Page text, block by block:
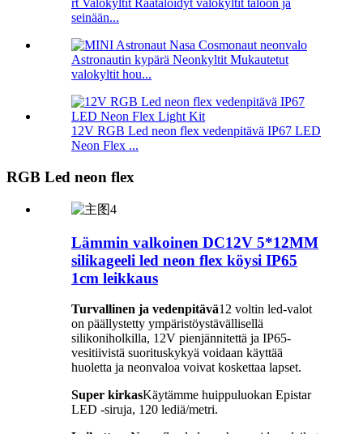
rt Valokyltit Räätälöidyt valokyltit taloon ja
seinään...
Astronautin kypärä Neonkyltit Mukautetut
valokyltit hou...
12V RGB Led neon flex vedenpitävä IP67 LED
Neon Flex ...
RGB Led neon flex
Lämmin valkoinen DC12V 5*12MM
silikageeli led neon flex köysi IP65
1cm leikkaus
Turvallinen ja vedenpitävä12 voltin led-valot
on päällystetty ympäristöystävällisellä
silikoniholkilla, 12V pienjännitettä ja IP65-
vesitiivistä suorituskykyä voidaan käyttää
huoletta ja neonvaloa voivat koskettaa lapset.
Super kirkasKäytämme huippuluokan Epistar
LED -siruja, 120 lediä/metri.